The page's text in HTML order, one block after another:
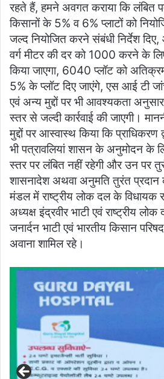
रहते हैं, हमने अवगत कराया कि लंबित
किसानों के 5% व 6% प्लाटों को
जल्द नियोजित करने संबंधी निर्देश
वर्ग मीटर की दर को 1000 करने के
किया जाएगा, 6040 प्लॉट को
5% के प्लॉट दिए जाएंगे, एस आई टी
एवं अन्य मुद्दों पर भी आवश्यकता
स्तर से जल्दी कार्रवाई की जाएगी।
मुद्दों पर आस्वास्थ किया कि प्राधिकरण
भी पत्रावलियां शासन के अनुमोदन के
स्तर पर लंबित नहीं रहेगी और उन पर
शासनादेश अथवा अनुमति तुरंत प्रदान
मंडल में राष्ट्रीय लोक दल के विधायक
अध्यक्ष इंद्रवीर भाटी एवं राष्ट्रीय
जनार्दन भाटी एवं भारतीय किसान
अवाना शामिल रहे।